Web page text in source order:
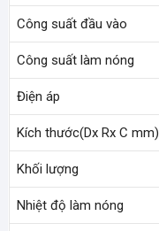
Công suất đầu vào
Công suất làm nóng
Điện áp
Kích thước(Dx Rx C mm)
Khối lượng
Nhiệt độ làm nóng